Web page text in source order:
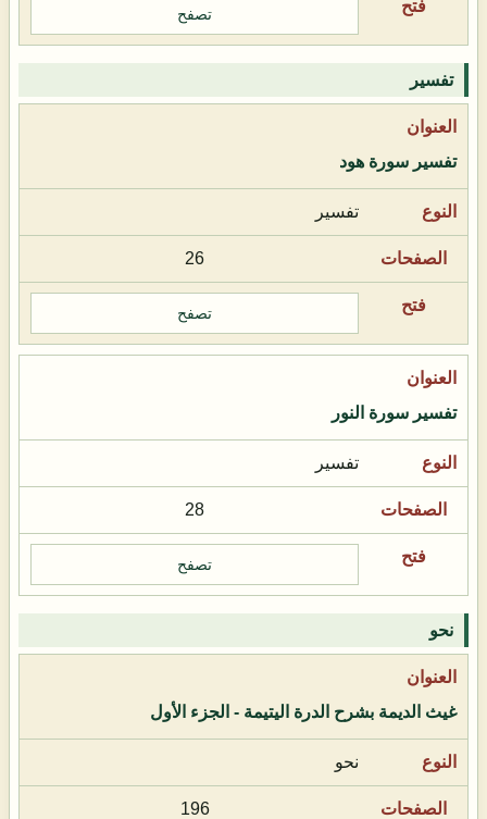
تصفح
تفسير
تفسير سورة هود
تفسير
26
تصفح
تفسير سورة النور
تفسير
28
تصفح
نحو
غيث الديمة بشرح الدرة اليتيمة - الجزء الأول
نحو
196